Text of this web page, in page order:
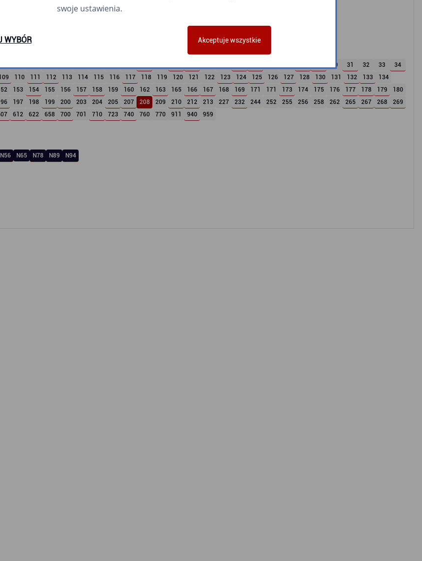
30 31 32 33
34
110 111 112 113 114 115 116 117 118 119 120 121 122 123 124 125 126 127 128 130 131 132 133
134
153 154 155 156 157 158 159 160 162 163 165 166 167 168 169 171 171 173 174 175 176 177 178 179
180
197 198 199 200 203 204 205 207 208 209 210 212 213 227 232 244 252 255 256 258 262 265 267 268
269
612 622 658 700 701 710 723 740 760 770 911 940 959
N56 N65 N78 N89 N94
swoje ustawienia.
WYBÓR Akceptuje wszystkie